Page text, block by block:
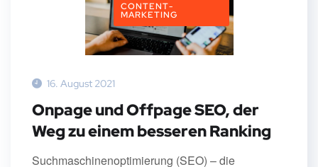
CONTENT-
MARKETING
16. August 2021
Onpage und Offpage SEO, der
Weg zu einem besseren Ranking
Suchmaschinenoptimierung (SEO) – die